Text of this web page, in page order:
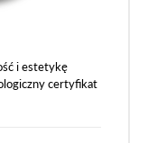
i estetykę
certyfikat